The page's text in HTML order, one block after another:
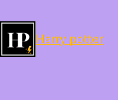
Harry potter